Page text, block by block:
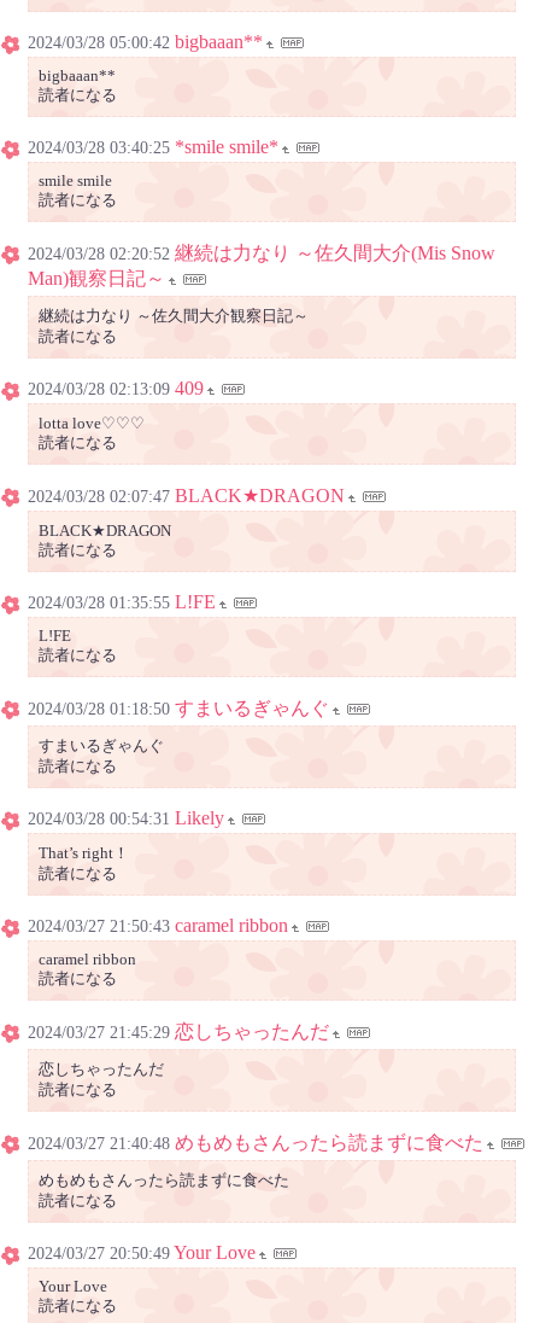
2024/03/28 05:00:42 bigbaaan**
bigbaaan**
読者になる
2024/03/28 03:40:25 *smile smile*
smile smile
読者になる
2024/03/28 02:20:52 継続は力なり ～佐久間大介(Mis Snow
Man)観察日記～
継続は力なり ～佐久間大介観察日記～
読者になる
2024/03/28 02:13:09 409
lotta love♡♡♡
読者になる
2024/03/28 02:07:47 BLACK★DRAGON
BLACK★DRAGON
読者になる
2024/03/28 01:35:55 L!FE
L!FE
読者になる
2024/03/28 01:18:50 すまいるぎゃんぐ
すまいるぎゃんぐ
読者になる
2024/03/28 00:54:31 Likely
That’s right！
読者になる
2024/03/27 21:50:43 caramel ribbon
caramel ribbon
読者になる
2024/03/27 21:45:29 恋しちゃったんだ
恋しちゃったんだ
読者になる
2024/03/27 21:40:48 めもめもさんったら読まずに食べた
めもめもさんったら読まずに食べた
読者になる
2024/03/27 20:50:49Your Love
Your Love
読者になる